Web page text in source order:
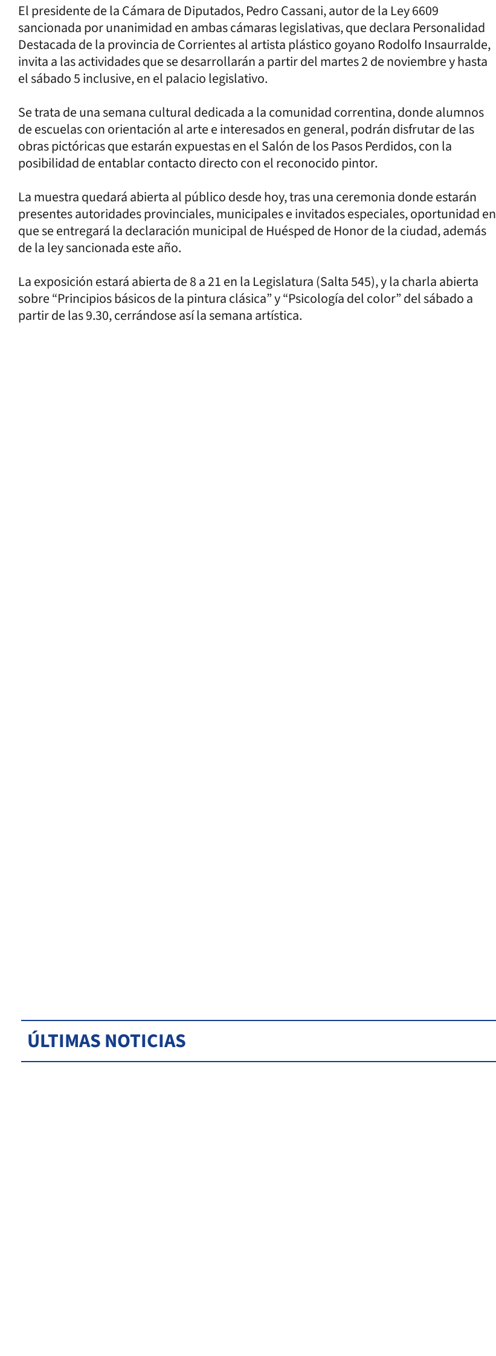
El presidente de la Cámara de Diputados, Pedro Cassani, autor de la Ley 6609
sancionada por unanimidad en ambas cámaras legislativas, que declara Personalidad
Destacada de la provincia de Corrientes al artista plástico goyano Rodolfo Insaurralde,
invita a las actividades que se desarrollarán a partir del martes 2 de noviembre y hasta
el sábado 5 inclusive, en el palacio legislativo.
Se trata de una semana cultural dedicada a la comunidad correntina, donde alumnos
de escuelas con orientación al arte e interesados en general, podrán disfrutar de las
obras pictóricas que estarán expuestas en el Salón de los Pasos Perdidos, con la
posibilidad de entablar contacto directo con el reconocido pintor.
La muestra quedará abierta al público desde hoy, tras una ceremonia donde estarán
presentes autoridades provinciales, municipales e invitados especiales, oportunidad en
que se entregará la declaración municipal de Huésped de Honor de la ciudad, además
de la ley sancionada este año.
La exposición estará abierta de 8 a 21 en la Legislatura (Salta 545), y la charla abierta
sobre “Principios básicos de la pintura clásica” y “Psicología del color” del sábado a
partir de las 9.30, cerrándose así la semana artística.
ÚLTIMAS NOTICIAS